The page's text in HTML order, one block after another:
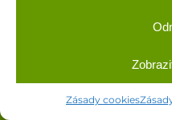
Zásady cookies
Kronika obce